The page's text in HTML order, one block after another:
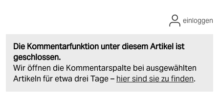
Die Kommentarfunktion unter diesem Artikel ist
geschlossen.
Wir öffnen die Kommentarspalte bei ausgewählten
Artikeln für etwa drei Tage – hier sind sie zu finden.
einloggen